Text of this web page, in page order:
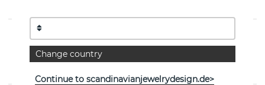
EIGENSCHAFTEN
Kollektion: Letters/Symbols
Change country
Continue to scandinavianjewelrydesign.de>